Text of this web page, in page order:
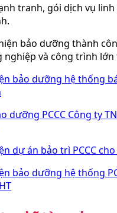
tranh, gói dịch vụ
bảo dưỡng thành
nghiệp và công trình lớn
bảo dưỡng hệ thống
dưỡng PCCC Công ty
dự án bảo trì PCCC
bảo dưỡng hệ thống